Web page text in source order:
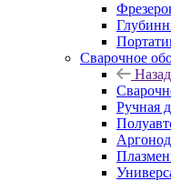
Сварочное
Назад
Ручная